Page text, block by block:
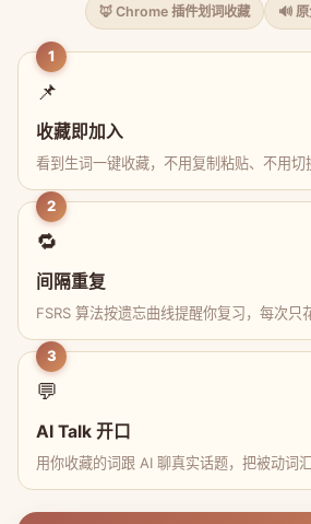
🦊 Chrome 插件划词收藏 🔊
1
📌
收藏即加入
看到生词一键收藏，不用复制粘贴、不用切
2
🔁
间隔重复
FSRS 算法按遗忘曲线提醒你复习，每次只
3
💬
AI Talk 开口
用你收藏的词跟 AI 聊真实话题，把被动词